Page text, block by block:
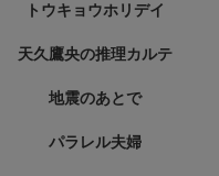
トウキョウホリデイ
天久鷹央の推理カルテ
地震のあとで
パラレル夫婦